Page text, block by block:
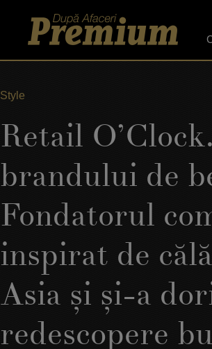
Style
Retail
brandului de
Fondatorul
inspirat de
Asia şi şi-a
redescopere